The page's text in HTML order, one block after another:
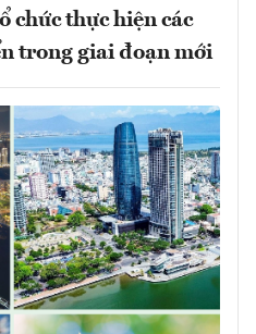
chức thực hiện các
trong giai đoạn mới